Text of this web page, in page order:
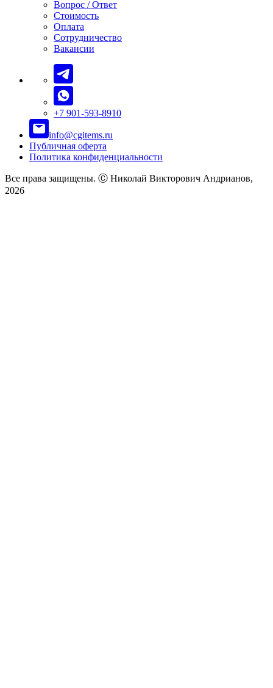
Вопрос / Ответ
Стоимость
Оплата
Сотрудничество
Вакансии
+7 901-593-8910
info@cgitems.ru
Публичная оферта
Политика конфиденциальности
Все права защищены. Ⓒ Николай Викторович Андрианов,
2026